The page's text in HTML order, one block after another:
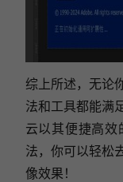
综上所述，无论
法和工具都能满
云以其便捷高
法，你可以轻松
像效果！